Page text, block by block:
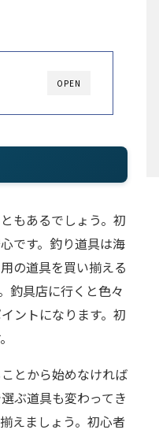
OPEN
もあるでしょう。初
です。釣り道具は海
の道具を買い揃える
釣具店に行くと色々
ントになります。初
とから始めなければ
ぶ道具も変わってき
えましょう。初心者